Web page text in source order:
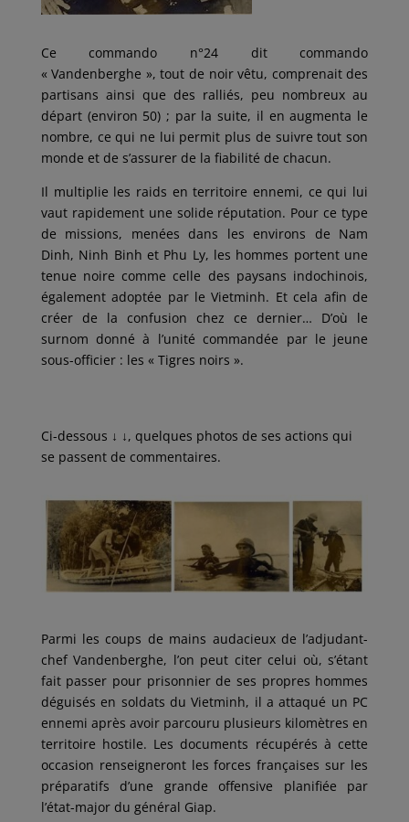
Ce commando n°24 dit commando
« Vandenberghe », tout de noir vêtu, comprenait des
partisans ainsi que des ralliés, peu nombreux au
départ (environ 50) ; par la suite, il en augmenta le
nombre, ce qui ne lui permit plus de suivre tout son
monde et de s’assurer de la fiabilité de chacun.
Il multiplie les raids en territoire ennemi, ce qui lui
vaut rapidement une solide réputation. Pour ce type
de missions, menées dans les environs de Nam
Dinh, Ninh Binh et Phu Ly, les hommes portent une
tenue noire comme celle des paysans indochinois,
également adoptée par le Vietminh. Et cela afin de
créer de la confusion chez ce dernier… D’où le
surnom donné à l’unité commandée par le jeune
sous-officier : les « Tigres noirs ».
Ci-dessous ↓ ↓, quelques photos de ses actions qui
se passent de commentaires.
Parmi les coups de mains audacieux de l’adjudant-
chef Vandenberghe, l’on peut citer celui où, s’étant
fait passer pour prisonnier de ses propres hommes
déguisés en soldats du Vietminh, il a attaqué un PC
ennemi après avoir parcouru plusieurs kilomètres en
territoire hostile. Les documents récupérés à cette
occasion renseigneront les forces françaises sur les
préparatifs d’une grande offensive planifiée par
l’état-major du général Giap.